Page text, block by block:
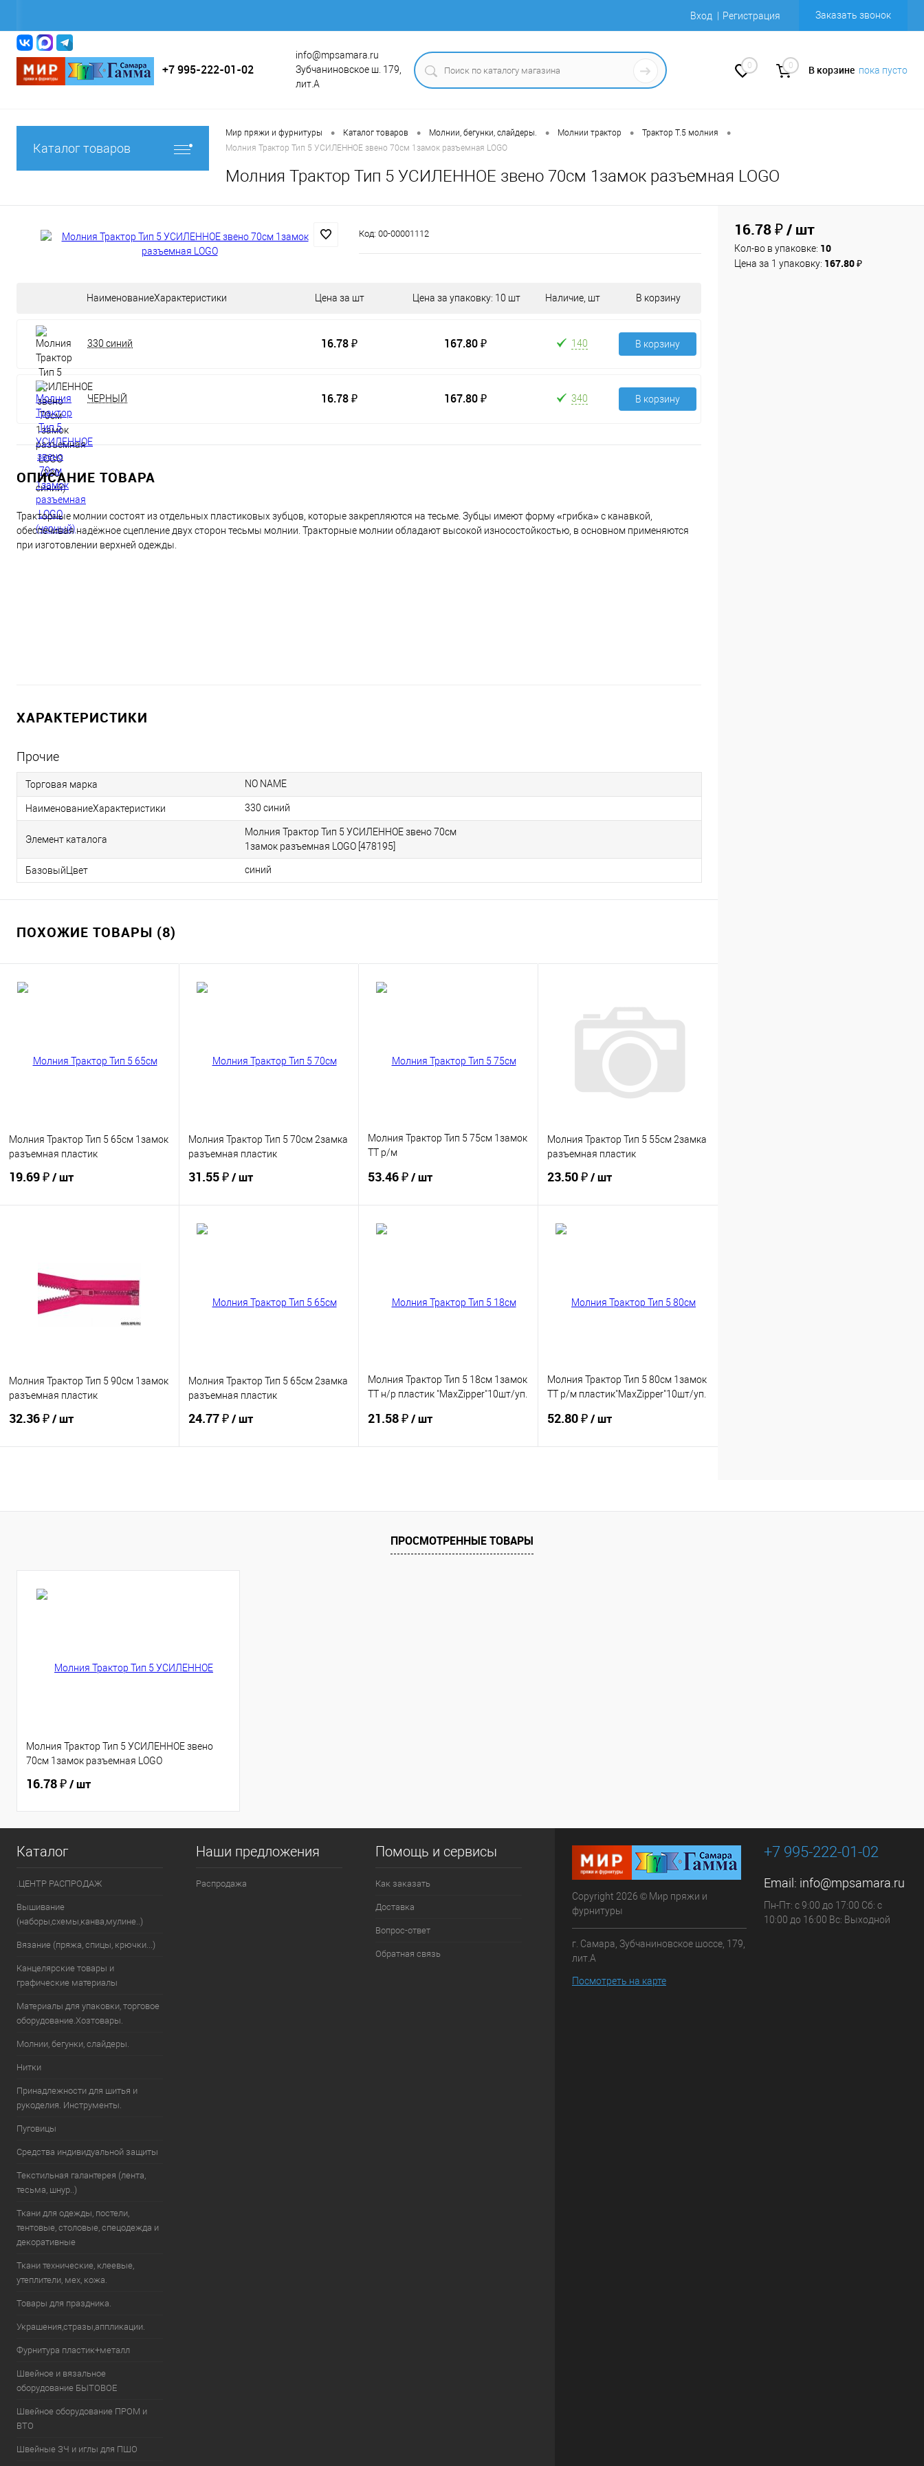
Вход Регистрация Заказать звонок
+7 995-222-01-02
info@mpsamara.ru
Зубчаниновское ш. 179,
лит.А
0 0 В корзине пока пусто
Каталог товаров
Мир пряжи и фурнитуры • Каталог товаров • Молнии, бегунки, слайдеры. • Молнии трактор • Трактор Т.5 молния •
Молния Трактор Тип 5 УСИЛЕННОЕ звено 70см 1замок разъемная LOGO
Молния Трактор Тип 5 УСИЛЕННОЕ звено 70см 1замок разъемная LOGO
Код: 00-00001112
НаименованиеХарактеристики Цена за шт Цена за упаковку: 10 шт Наличие, шт В корзину
330 синий 16.78 ₽ 167.80 ₽ 140 В корзину
ЧЕРНЫЙ 16.78 ₽ 167.80 ₽ 340 В корзину
ОПИСАНИЕ ТОВАРА
Тракторные молнии состоят из отдельных пластиковых зубцов, которые закрепляются на тесьме. Зубцы имеют форму «грибка» с канавкой,
обеспечивая надёжное сцепление двух сторон тесьмы молнии. Тракторные молнии обладают высокой износостойкостью, в основном применяются
при изготовлении верхней одежды.
ХАРАКТЕРИСТИКИ
Прочие
Торговая марка NO NAME
НаименованиеХарактеристики 330 синий
Элемент каталога
Молния Трактор Тип 5 УСИЛЕННОЕ звено 70см
1замок разъемная LOGO [478195]
БазовыйЦвет синий
ПОХОЖИЕ ТОВАРЫ (8)
Молния Трактор Тип 5 65см 1замок
разъемная пластик
19.69 ₽/ шт
В избранное
Молния Трактор Тип 5 70см 2замка
разъемная пластик
31.55 ₽/ шт
Молния Трактор Тип 5 75см 1замок
ТТ р/м
цв.черн/серебро
53.46 ₽/ шт
Молния Трактор Тип 5 55см 2замка
разъемная пластик
23.50 ₽/ шт
Молния Трактор Тип 5 90см 1замок
разъемная пластик
32.36 ₽/ шт
В избранное
Молния Трактор Тип 5 65см 2замка
разъемная пластик
24.77 ₽/ шт
В избранное
Молния Трактор Тип 5 18см 1замок
ТТ н/р пластик "MaxZipper"10шт/уп.
21.58 ₽/ шт
В избранное
Молния Трактор Тип 5 80см 1замок
ТТ р/м пластик"MaxZipper"10шт/уп.
52.80 ₽/ шт
В избранное
16.78 ₽/ шт
Кол-во в упаковке: 10
Цена за 1 упаковку: 167.80 ₽
ПРОСМОТРЕННЫЕ ТОВАРЫ
Молния Трактор Тип 5 УСИЛЕННОЕ звено
70см 1замок разъемная LOGO
16.78 ₽/ шт
Каталог
.ЦЕНТР РАСПРОДАЖ
Вышивание
(наборы,схемы,канва,мулине..)
Вязание (пряжа, спицы, крючки...)
Канцелярские товары и
графические материалы
Материалы для упаковки, торговое
оборудование.Хозтовары.
Молнии, бегунки, слайдеры.
Нитки
Принадлежности для шитья и
рукоделия. Инструменты.
Пуговицы
Средства индивидуальной защиты
Текстильная галантерея (лента,
тесьма, шнур..)
Ткани для одежды, постели,
тентовые, столовые, спецодежда и
декоративные
Ткани технические, клеевые,
утеплители, мех, кожа.
Товары для праздника.
Украшения,стразы,аппликации.
Фурнитура пластик+металл
Швейное и вязальное
оборудование БЫТОВОЕ
Швейное оборудование ПРОМ и
ВТО
Швейные ЗЧ и иглы для ПШО
Наши предложения
Распродажа
Помощь и сервисы
Как заказать
Доставка
Вопрос-ответ
Обратная связь
Copyright 2026 © Мир пряжи и
фурнитуры
г. Самара, Зубчаниновское шоссе, 179,
лит.А
Посмотреть на карте
+7 995-222-01-02
Email: info@mpsamara.ru
Пн-Пт: с 9:00 до 17:00 Сб: с
10:00 до 16:00 Вс: Выходной